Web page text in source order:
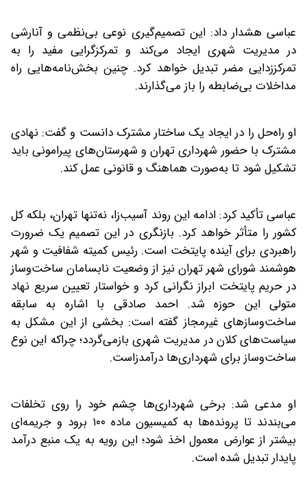
عباسی هشدار داد: این تصمیم‌گیری نوعی بی‌نظمی و آنارشی
در مدیریت شهری ایجاد می‌کند و تمرکزگرایی مفید را به
تمرکززدایی مضر تبدیل خواهد کرد. چنین بخش‌نامه‌هایی راه
مداخلات بی‌ضابطه را باز می‌گذارند.
او راه‌حل را در ایجاد یک ساختار مشترک دانست و گفت: نهادی
مشترک با حضور شهرداری تهران و شهرستان‌های پیرامونی باید
تشکیل شود تا به‌صورت هماهنگ و قانونی عمل کند.
عباسی تأکید کرد: ادامه این روند آسیب‌زا، نه‌تنها تهران، بلکه کل
کشور را متأثر خواهد کرد. بازنگری در این تصمیم یک ضرورت
راهبردی برای آینده پایتخت است. رئیس کمیته شفافیت و شهر
هوشمند شورای شهر تهران نیز از وضعیت نابسامان ساخت‌وساز
در حریم پایتخت ابراز نگرانی کرد و خواستار تعیین سریع نهاد
متولی این حوزه شد. احمد صادقی با اشاره به سابقه
ساخت‌وسازهای غیرمجاز گفته است: بخشی از این مشکل به
سیاست‌های کلان در مدیریت شهری بازمی‌گردد؛ چراکه این نوع
ساخت‌وساز برای شهرداری‌ها درآمدزاست.
او مدعی شد: برخی شهرداری‌ها چشم خود را روی تخلفات
می‌بندند تا پرونده‌ها به کمیسیون ماده ۱۰۰ برود و جریمه‌ای
بیشتر از عوارض معمول اخذ شود؛ این رویه به یک منبع درآمد
پایدار تبدیل شده است.